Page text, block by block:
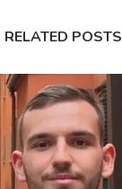
RELATED POSTS